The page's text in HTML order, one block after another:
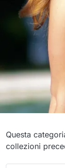
Bagno
per coppe
Questa
collezioni